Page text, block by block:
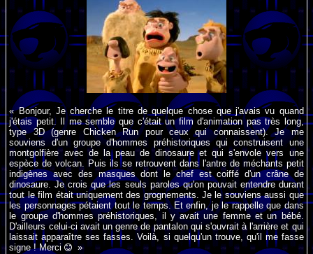
« Bonjour, Je cherche le titre de quelque chose que j'avais vu quand
j'étais petit. Il me semble que c'était un film d'animation pas très long,
type 3D (genre Chicken Run pour ceux qui connaissent). Je me
souviens d'un groupe d'hommes préhistoriques qui construisent une
montgolfière avec de la peau de dinosaure et qui s'envole vers une
espèce de volcan. Puis ils se retrouvent dans l'antre de méchants petit
indigènes avec des masques dont le chef est coiffé d'un crâne de
dinosaure. Je crois que les seuls paroles qu'on pouvait entendre durant
tout le film était uniquement des grognements. Je le souviens aussi que
les personnages pétaient tout le temps. Et enfin, je le rappelle que dans
le groupe d'hommes préhistoriques, il y avait une femme et un bébé.
D'ailleurs celui-ci avait un genre de pantalon qui s'ouvrait à l'arrière et qui
laissait apparaître ses fasses. Voilà, si quelqu'un trouve, qu'il me fasse
signe ! Merci
»